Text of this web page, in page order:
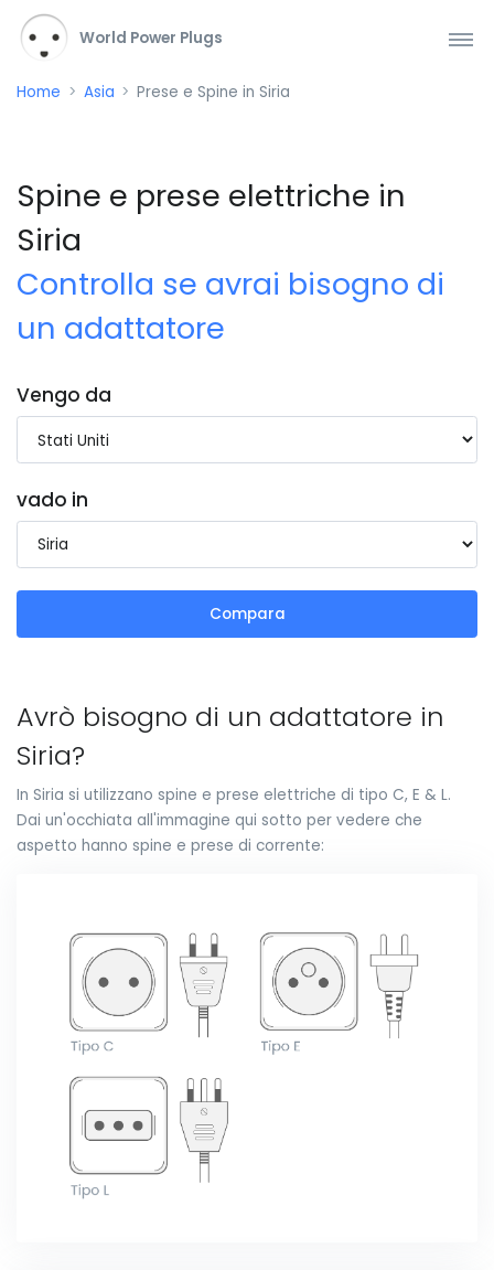
World Power Plugs
Home Asia Prese e Spine in Siria
Spine e prese elettriche in
Siria
Controlla se avrai bisogno di
un adattatore
Vengo da
vado in
Compara
Avrò bisogno di un adattatore in
Siria?
In Siria si utilizzano spine e prese elettriche di tipo C, E & L.
Dai un'occhiata all'immagine qui sotto per vedere che
aspetto hanno spine e prese di corrente: